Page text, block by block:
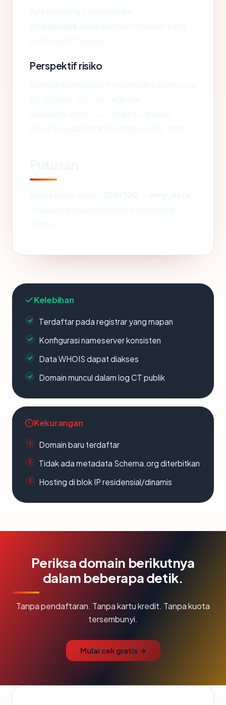
Perspektif risiko
Kelebihan
Terdaftar pada registrar yang mapan
Konfigurasi nameserver konsisten
Data WHOIS dapat diakses
Domain muncul dalam log CT publik
Kekurangan
Domain baru terdaftar
Tidak ada metadata Schema.org diterbitkan
Hosting di blok IP residensial/dinamis
Periksa domain berikutnya
dalam beberapa detik.
Tanpa pendaftaran. Tanpa kartu kredit. Tanpa kuota
tersembunyi.
Mulai cek gratis →